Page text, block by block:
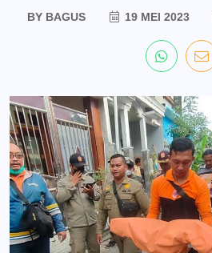
BY BAGUS 19 MEI 2023